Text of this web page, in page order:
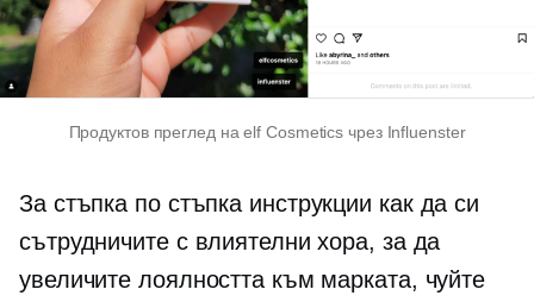
Продуктов преглед на elf Cosmetics чрез Influenster
За стъпка по стъпка инструкции как да си
сътрудничите с влиятелни хора, за да
увеличите лоялността към марката, чуйте